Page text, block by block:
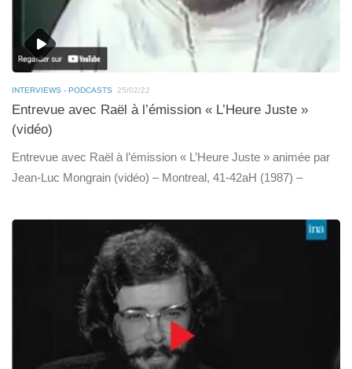
INTERVIEWS - PODCASTS 25/02/22
Entrevue avec Raël à l’émission « L’Heure Juste »
(vidéo)
Entrevue avec Raël à l’émission « L’Heure Juste » animée par
Jean-Luc Mongrain (vidéo) – Montreal, 41-42aH (1987) –